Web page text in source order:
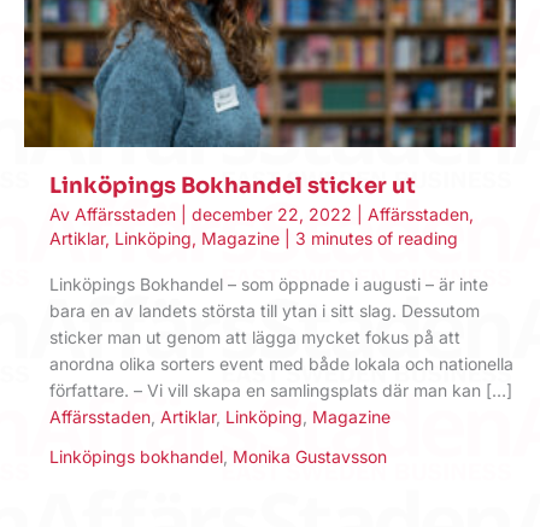
Linköpings Bokhandel sticker ut
Av Affärsstaden december 22, 2022 Affärsstaden,
Artiklar, Linköping, Magazine 3 minutes of reading
Linköpings Bokhandel – som öppnade i augusti – är inte
bara en av landets största till ytan i sitt slag. Dessutom
sticker man ut genom att lägga mycket fokus på att
anordna olika sorters event med både lokala och nationella
författare. – Vi vill skapa en samlingsplats där man kan […]
Affärsstaden Artiklar, Linköping Magazine
Linköpings bokhandel Monika Gustavsson